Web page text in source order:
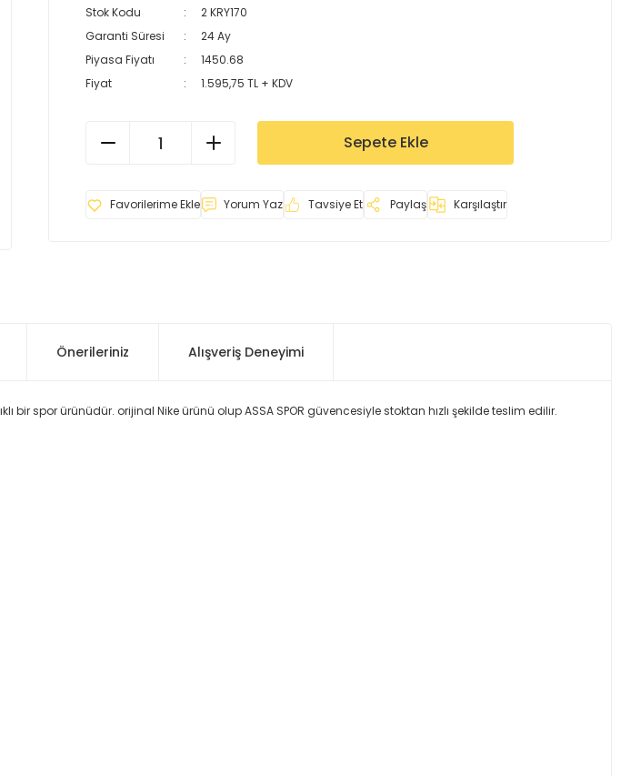
Stok Kodu
2 KRY170
Garanti Süresi
24 Ay
Piyasa Fiyatı
1450.68
Fiyat
1.595,75 TL + KDV
Sepete Ekle
Yorum Yaz Tavsiye Et Paylaş Karşılaştır
Önerileriniz Alışveriş Deneyimi
bir spor ürünüdür. orijinal Nike ürünü olup ASSA SPOR güvencesiyle stoktan hızlı şekilde teslim edilir.